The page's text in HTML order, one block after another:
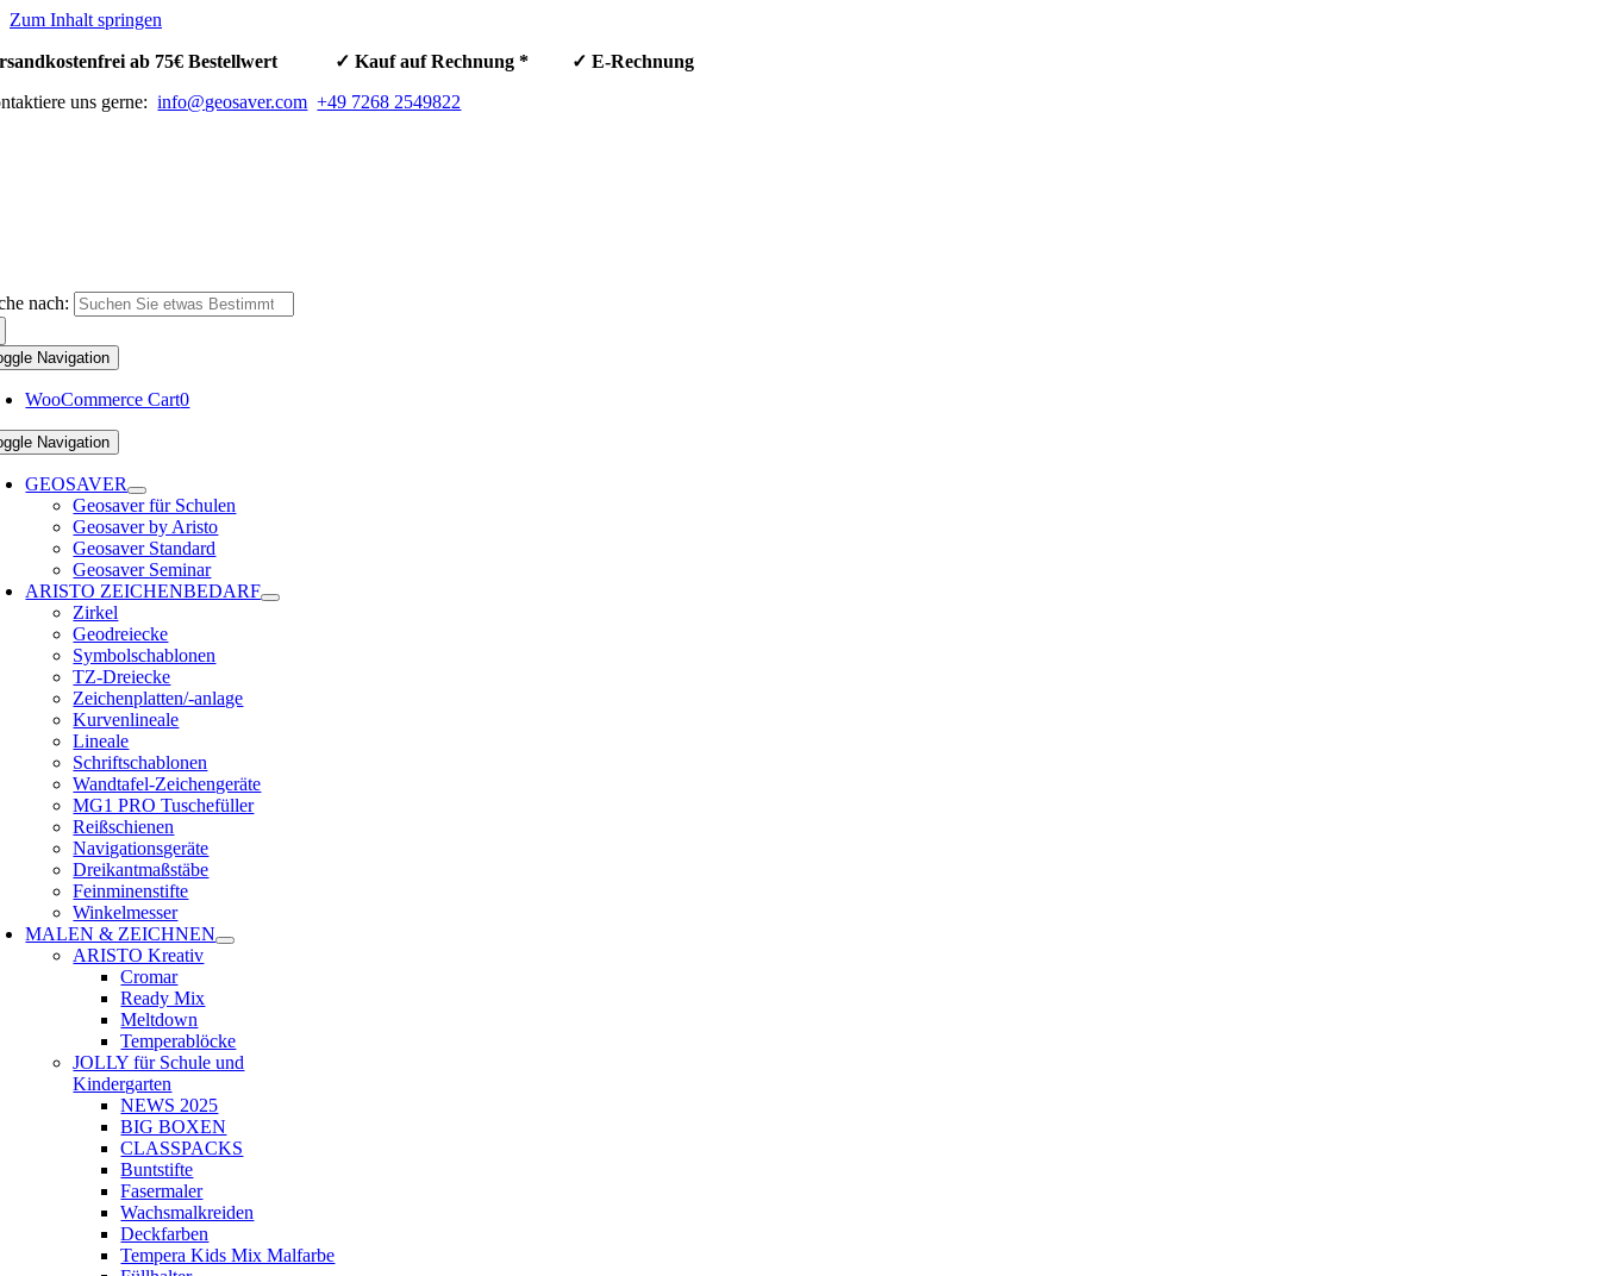
Zum Inhalt springen
ab 75€ Bestellwert ✓ Kauf auf Rechnung * ✓ E-Rechnung
uns gerne: info@geosaver.com +49 7268 2549822
nach:
Navigation
WooCommerce Cart0
Navigation
GEOSAVER
Geosaver für Schulen
Geosaver by Aristo
Geosaver Standard
Geosaver Seminar
ARISTO ZEICHENBEDARF
Zirkel
Geodreiecke
Symbolschablonen
TZ-Dreiecke
Zeichenplatten/-anlage
Kurvenlineale
Lineale
Schriftschablonen
Wandtafel-Zeichengeräte
MG1 PRO Tuschefüller
Reißschienen
Navigationsgeräte
Dreikantmaßstäbe
Feinminenstifte
Winkelmesser
MALEN & ZEICHNEN
ARISTO Kreativ
Cromar
Ready Mix
Meltdown
Temperablöcke
JOLLY für Schule und
Kindergarten
NEWS 2025
BIG BOXEN
CLASSPACKS
Buntstifte
Fasermaler
Wachsmalkreiden
Deckfarben
Tempera Kids Mix Malfarbe